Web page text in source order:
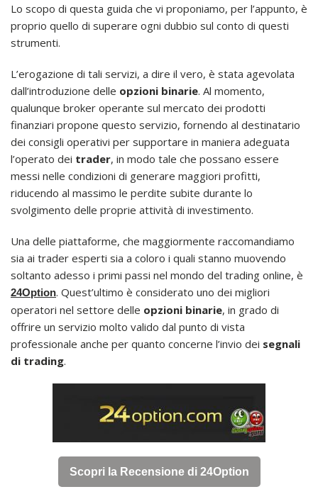
Lo scopo di questa guida che vi proponiamo, per l’appunto, è
proprio quello di superare ogni dubbio sul conto di questi
strumenti.
L’erogazione di tali servizi, a dire il vero, è stata agevolata
dall’introduzione delle opzioni binarie. Al momento,
qualunque broker operante sul mercato dei prodotti
finanziari propone questo servizio, fornendo al destinatario
dei consigli operativi per supportare in maniera adeguata
l’operato dei trader, in modo tale che possano essere
messi nelle condizioni di generare maggiori profitti,
riducendo al massimo le perdite subite durante lo
svolgimento delle proprie attività di investimento.
Una delle piattaforme, che maggiormente raccomandiamo
sia ai trader esperti sia a coloro i quali stanno muovendo
soltanto adesso i primi passi nel mondo del trading online, è
24Option. Quest’ultimo è considerato uno dei migliori
operatori nel settore delle opzioni binarie, in grado di
offrire un servizio molto valido dal punto di vista
professionale anche per quanto concerne l’invio dei segnali
di trading.
Scopri la Recensione di 24Option